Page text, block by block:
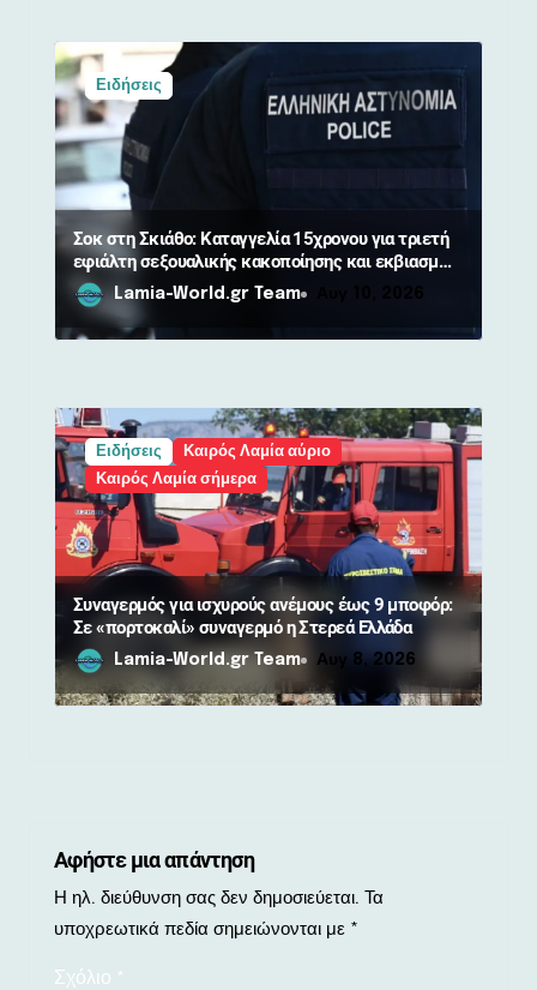
Ειδήσεις
Σοκ στη Σκιάθο: Καταγγελία 15χρονου για τριετή
εφιάλτη σεξουαλικής κακοποίησης και εκβιασμών
από 17χρονο
Lamia-World.gr Team Αυγ 10, 2026
Ειδήσεις
Καιρός Λαμία αύριο
Καιρός Λαμία σήμερα
Συναγερμός για ισχυρούς ανέμους έως 9 μποφόρ:
Σε «πορτοκαλί» συναγερμό η Στερεά Ελλάδα
Lamia-World.gr Team Αυγ 8, 2026
Αφήστε μια απάντηση
Η ηλ. διεύθυνση σας δεν δημοσιεύεται. Τα
υποχρεωτικά πεδία σημειώνονται με *
Σχόλιο *